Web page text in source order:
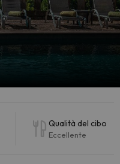
Qualità del cibo
Eccellente